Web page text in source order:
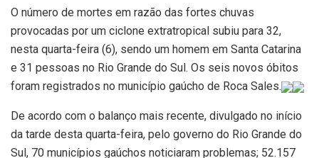
O número de mortes em razão das fortes chuvas
provocadas por um ciclone extratropical subiu para 32,
nesta quarta-feira (6), sendo um homem em Santa Catarina
e 31 pessoas no Rio Grande do Sul. Os seis novos óbitos
foram registrados no município gaúcho de Roca Sales.
De acordo com o balanço mais recente, divulgado no início
da tarde desta quarta-feira, pelo governo do Rio Grande do
Sul, 70 municípios gaúchos noticiaram problemas; 52.157